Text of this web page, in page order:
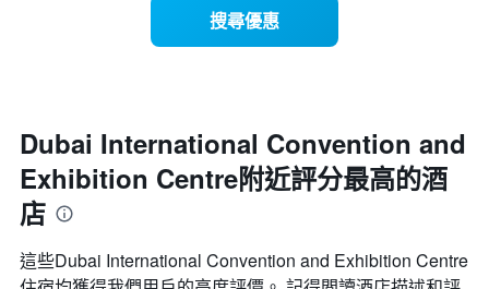
此
圖
表
具
有
條
Y
間
平
均
價
此
圖
搜尋優惠
Dubai International Convention and
Exhibition Centre附近評分最高的酒
店
這些Dubai International Convention and Exhibition Centre​